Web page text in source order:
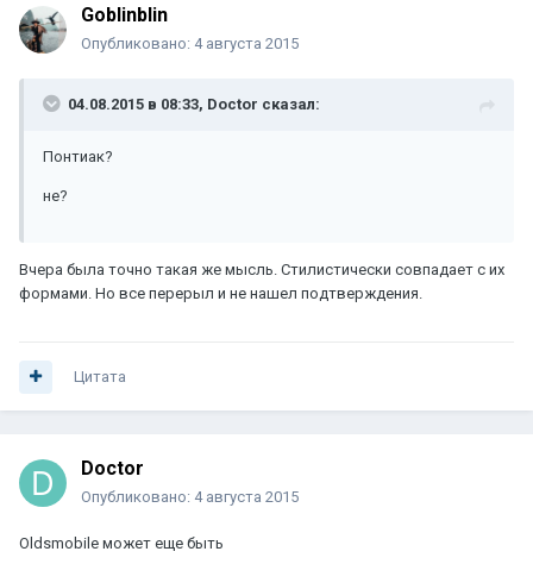
Goblinblin
Опубликовано: 4 августа 2015
04.08.2015 в 08:33, Doctor сказал:
Понтиак?
не?
Вчера была точно такая же мысль. Стилистически совпадает с их
формами. Но все перерыл и не нашел подтверждения.
Цитата
Doctor
Опубликовано: 4 августа 2015
Oldsmobile может еще быть